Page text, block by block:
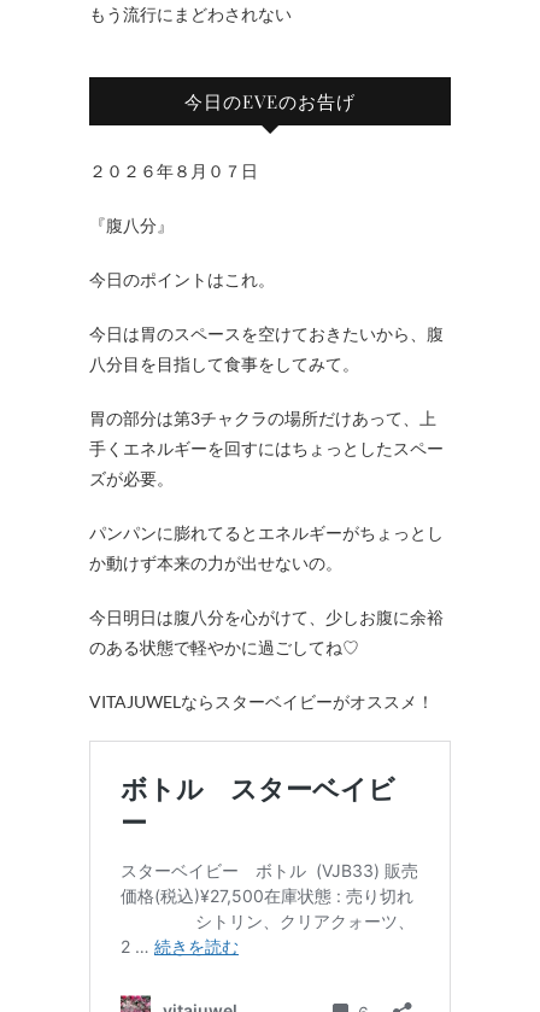
もう流行にまどわされない
今日のEVEのお告げ
２０２６年８月０７日
『腹八分』
今日のポイントはこれ。
今日は胃のスペースを空けておきたいから、腹
八分目を目指して食事をしてみて。
胃の部分は第3チャクラの場所だけあって、上
手くエネルギーを回すにはちょっとしたスペー
ズが必要。
パンパンに膨れてるとエネルギーがちょっとし
か動けず本来の力が出せないの。
今日明日は腹八分を心がけて、少しお腹に余裕
のある状態で軽やかに過ごしてね♡
VITAJUWELならスターベイビーがオススメ！